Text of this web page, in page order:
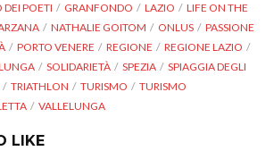
DEI POETI GRANFONDO LAZIO
LIFE ON THE
NATHALIE GOITOM ONLUS
PASSIONE
PORTO VENERE REGIONE
REGIONE LAZIO
SOLIDARIETÀ SPEZIA
SPIAGGIA DEGLI
TRIATHLON TURISMO
TURISMO
VALLELUNGA
LIKE